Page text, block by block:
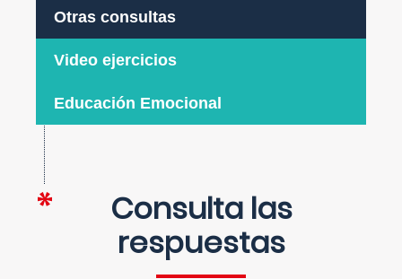
Otras consultas
Video ejercicios
Educación Emocional
Consulta las
respuestas